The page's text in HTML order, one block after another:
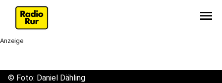
menu
Anzeige
© Foto: Daniel Dähling